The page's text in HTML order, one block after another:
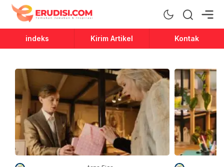
Erudisi
Temukan Jawaban dan Inspirasi
indeks Kirim Artikel Kontak